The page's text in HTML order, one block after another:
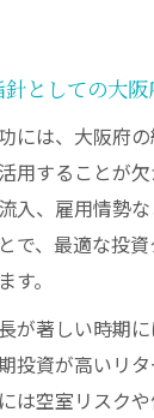
としての大
には、大阪府
用することが
入、雇用情勢
で、最適な投
す。
が著しい時期
投資が高いリ
は空室リスク